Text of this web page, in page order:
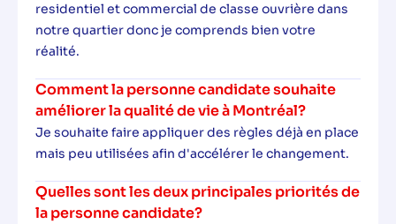
residentiel et commercial de classe ouvrière dans
notre quartier donc je comprends bien votre
réalité.
Comment la personne candidate souhaite
améliorer la qualité de vie à Montréal?
Je souhaite faire appliquer des règles déjà en place
mais peu utilisées afin d'accélérer le changement.
Quelles sont les deux principales priorités de
la personne candidate?